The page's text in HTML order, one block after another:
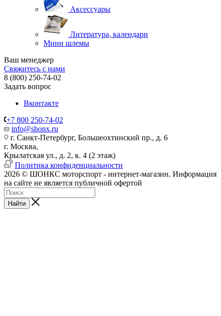
Аксессуары
Литература, календари
Мини шлемы
Ваш менеджер
Свяжитесь с нами
8 (800) 250-74-02
Задать вопрос
Вконтакте
+7 800 250-74-02
info@shonx.ru
г. Санкт-Петербург, Большеохтинский пр., д. 6
г. Москва,
Крылатская ул., д. 2, к. 4 (2 этаж)
Политика конфиденциальности
2026 © ШОНКС моторспорт - интернет-магазин. Информация
на сайте не является публичной офертой
Найти